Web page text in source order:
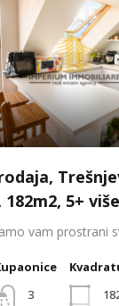
182m2, 5+
vam prostrani
3